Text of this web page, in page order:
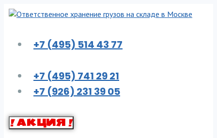
Перейти
+7 (495) 514 43 77
+7 (495) 741 29 21
+7 (926) 231 39 05
! АКЦИЯ !